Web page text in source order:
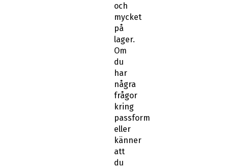
och
mycket
på
lager.
Om
du
har
några
frågor
kring
passform
eller
känner
att
du